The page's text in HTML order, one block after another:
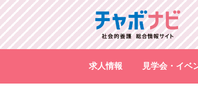
求人情報 見学会・イベ